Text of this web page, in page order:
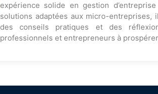
expérience solide en gestion
solutions adaptées aux micro-entreprises,
des conseils pratiques et des
professionnels et entrepreneurs à